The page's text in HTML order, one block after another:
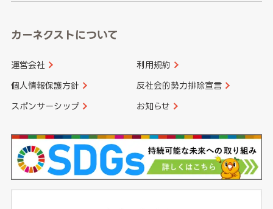
カーネクストについて
運営会社 利用規約
個人情報保護方針 反社会的勢力排除宣言
スポンサーシップ お知らせ